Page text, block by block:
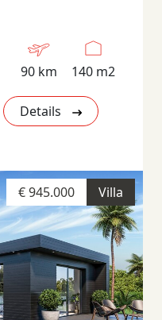
90 km 140 m2
Details
Villa
€ 945.000